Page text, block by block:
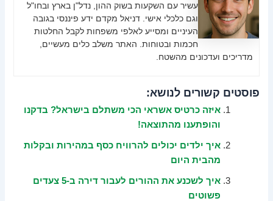
עשיר עם השקעות בשוק ההון, נדל"ן בארץ ובחו"ל
וגם כלכלי אישי. דניאל מקדם ידע פיננסי בגובה
העיניים ומסייע לאלפי משפחות לקבל החלטות
חכמות ובטוחות. האתר משלב כלים מעשיים,
מדריכים ועדכונים מהשטח.
פוסטים קשורים לנושא:
איזה כרטיס אשראי הכי משתלם בישראל? בדקנו
והופתענו מהתוצאה!
איך ילדים יכולים להרוויח כסף במהירות ובקלות
מהבית היום
איך לשכנע את ההורים לעבור דירה ב-5 צעדים
פשוטים